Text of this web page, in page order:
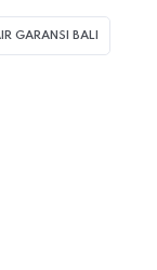
GARANSI BALI